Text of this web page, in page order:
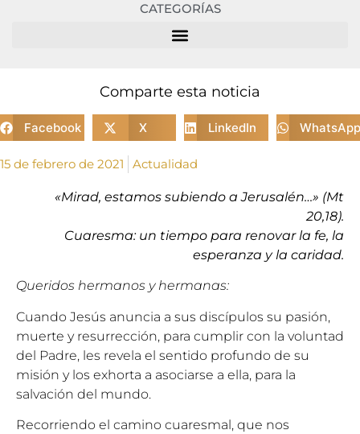
CATEGORÍAS
Comparte esta noticia
Facebook X LinkedIn WhatsApp
15 de febrero de 2021 Actualidad
«Mirad, estamos subiendo a Jerusalén…» (Mt
20,18).
Cuaresma: un tiempo para renovar la fe, la
esperanza y la caridad.
Queridos hermanos y hermanas:
Cuando Jesús anuncia a sus discípulos su pasión,
muerte y resurrección, para cumplir con la voluntad
del Padre, les revela el sentido profundo de su
misión y los exhorta a asociarse a ella, para la
salvación del mundo.
Recorriendo el camino cuaresmal, que nos